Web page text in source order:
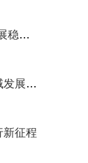
活力
引擎
新征程